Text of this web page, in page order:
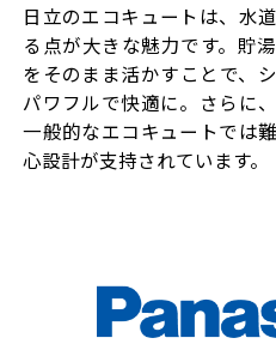
日立のエコキュートは、水
る点が大きな魅力です。貯
をそのまま活かすことで、
パワフルで快適に。さらに
一般的なエコキュートでは
心設計が支持されています。